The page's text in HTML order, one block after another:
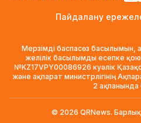
Астанада «Пари Сен-
Әншілерді «шайтанның
адамға қылмыстық іс
Трамп «Теңізшевройл»
Пайдалану
Мерзімді баспасөз басылымын,
желілік басылымды есепке
№KZ17VPY00086926 куәлік
және ақпарат министрлігінің
2 ақпанында
© 2026 QRNews. Барлық